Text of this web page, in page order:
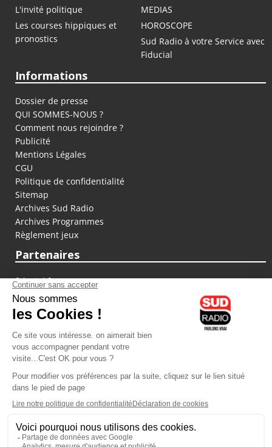
L'invité politique
MEDIAS
Les courses hippiques et
pronostics
HOROSCOPE
Sud Radio à votre Service avec
Fiducial
Informations
Dossier de presse
QUI SOMMES-NOUS ?
Comment nous rejoindre ?
Publicité
Mentions Légales
CGU
Politique de confidentialité
Sitemap
Archives Sud Radio
Archives Programmes
Règlement jeux
Partenaires
fiducial.fr
lyoncapitale.fr
olympique-et-lyonnais.com
L'application Iphone / Android
Téléchargez l'application
Les cookies
Gestion des cookies